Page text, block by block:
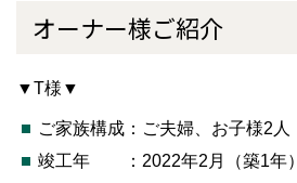
オーナー様ご紹介
▼T様▼
ご家族構成：ご夫婦、お子様2人
竣工年 ：2022年2月（築1年）